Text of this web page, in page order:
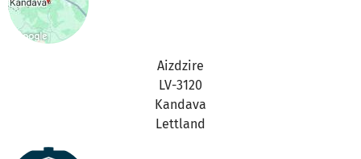
Aizdzire
LV-3120
Kandava
Lettland